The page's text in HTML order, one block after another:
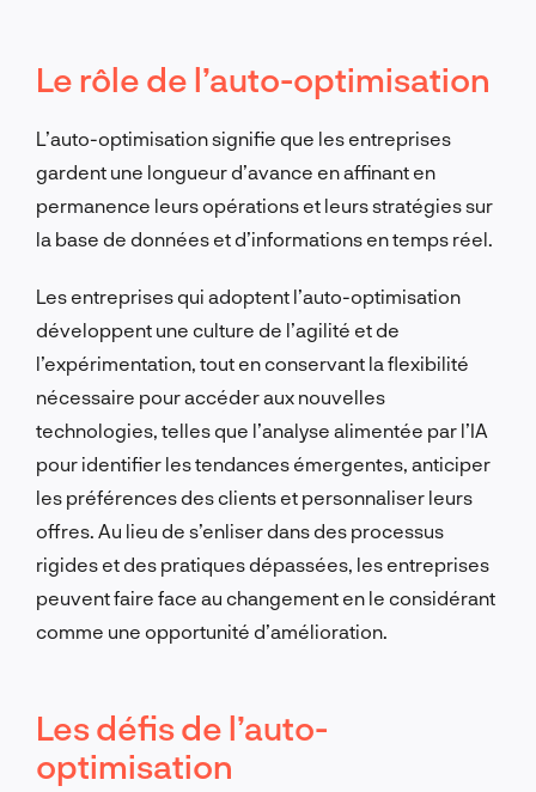
Le rôle de l’auto-optimisation
L’auto-optimisation signifie que les entreprises
gardent une longueur d’avance en affinant en
permanence leurs opérations et leurs stratégies sur
la base de données et d’informations en temps réel.
Les entreprises qui adoptent l’auto-optimisation
développent une culture de l’agilité et de
l’expérimentation, tout en conservant la flexibilité
nécessaire pour accéder aux nouvelles
technologies, telles que l’analyse alimentée par l’IA
pour identifier les tendances émergentes, anticiper
les préférences des clients et personnaliser leurs
offres. Au lieu de s’enliser dans des processus
rigides et des pratiques dépassées, les entreprises
peuvent faire face au changement en le considérant
comme une opportunité d’amélioration.
Les défis de l’auto-
optimisation